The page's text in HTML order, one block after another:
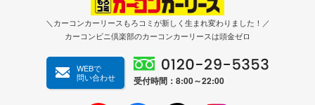
＼カーコンカーリースもろコミが新しく生まれ変わりました！／
カーコンビニ倶楽部のカーコンカーリースは頭金ゼロ
WEBで
問い合わせ
受付時間：8:00～22:00